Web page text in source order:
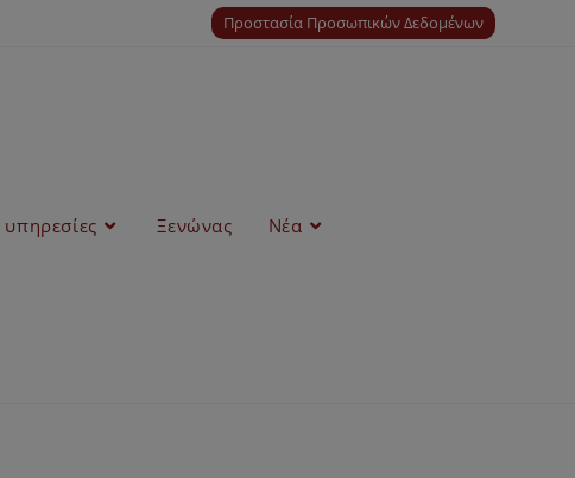
Προστασία Προσωπικών Δεδομένων
υπηρεσίες Ξενώνας Νέα